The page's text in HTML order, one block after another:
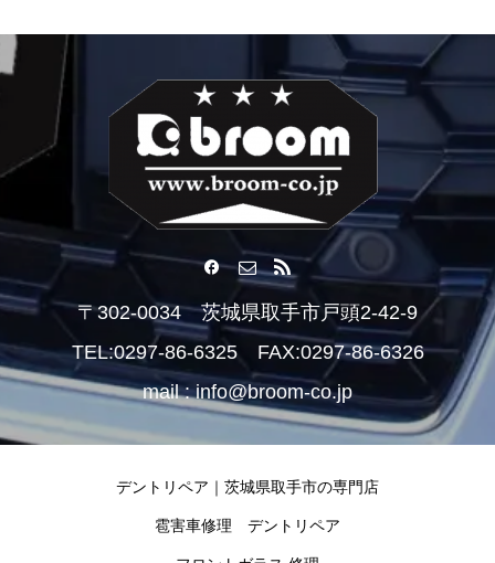
〒302-0034 茨城県取手市戸頭2-42-9
TEL:0297-86-6325 FAX:0297-86-6326
mail : info@broom-co.jp
デントリペア｜茨城県取手市の専門店
雹害車修理 デントリペア